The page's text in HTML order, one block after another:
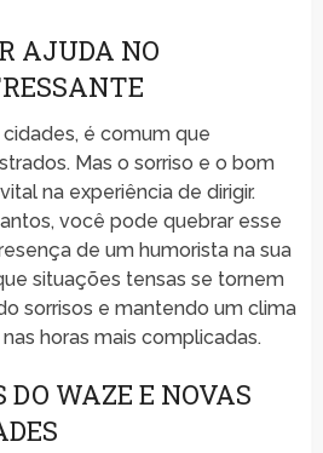
AJUDA NO
é comum que
Mas o sorriso e o bom
na experiência de dirigir.
você pode quebrar esse
de um humorista na sua
situações tensas se tornem
sorrisos e mantendo um clima
horas mais complicadas.
WAZE E NOVAS